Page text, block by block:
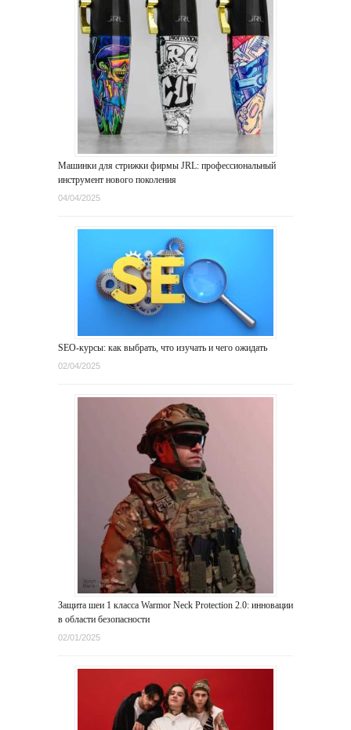
Машинки для стрижки фирмы JRL: профессиональный
инструмент нового поколения
04/04/2025
SEO-курсы: как выбрать, что изучать и чего ожидать
02/04/2025
Защита шеи 1 класса Warmor Neck Protection 2.0: инновации
в области безопасности
02/01/2025